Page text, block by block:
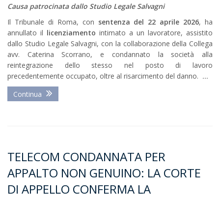
Causa patrocinata dallo Studio Legale Salvagni
Il Tribunale di Roma, con sentenza del 22 aprile 2026, ha
annullato il licenziamento intimato a un lavoratore, assistito
dallo Studio Legale Salvagni, con la collaborazione della Collega
avv. Caterina Scorrano, e condannato la società alla
reintegrazione dello stesso nel posto di lavoro
precedentemente occupato, oltre al risarcimento del danno. ...
Continua
TELECOM CONDANNATA PER
APPALTO NON GENUINO: LA CORTE
DI APPELLO CONFERMA LA